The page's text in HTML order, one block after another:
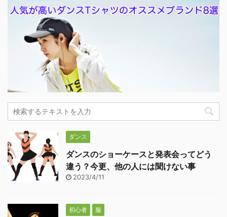
ダンス
ダンスのショーケースと発表会ってどう
違う？今更、他の人には聞けない事
2023/4/11
初心者 服